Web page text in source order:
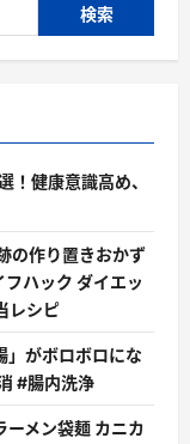
！健康意識高め、
の作り置きおかず
ハック ダイエッ
レシピ
」がボロボロにな
#腸内洗浄
メン袋麺 カニカ